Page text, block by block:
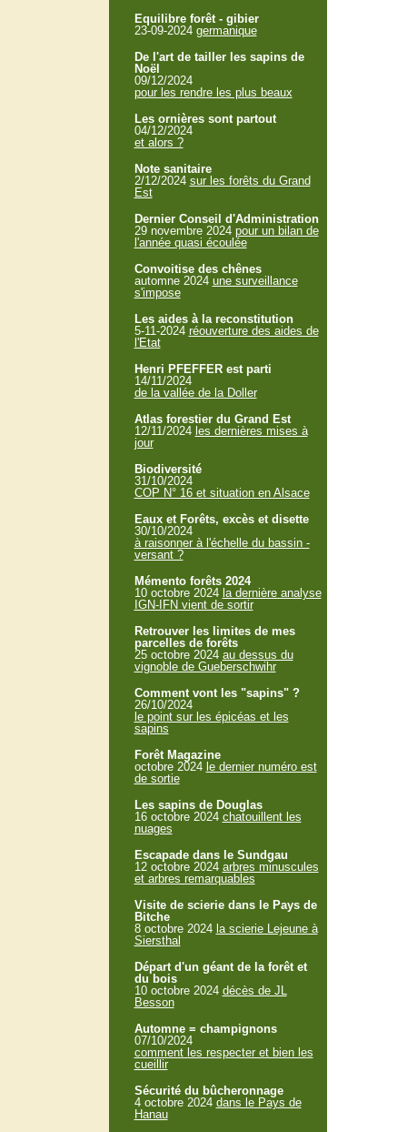
Equilibre forêt - gibier
23-09-2024 germanique
De l'art de tailler les sapins de
Noël
09/12/2024
pour les rendre les plus beaux
Les ornières sont partout
04/12/2024
et alors ?
Note sanitaire
2/12/2024 sur les forêts du Grand
Est
Dernier Conseil d'Administration
29 novembre 2024 pour un bilan de
l'année quasi écoulée
Convoitise des chênes
automne 2024 une surveillance
s'impose
Les aides à la reconstitution
5-11-2024 réouverture des aides de
l'Etat
Henri PFEFFER est parti
14/11/2024
de la vallée de la Doller
Atlas forestier du Grand Est
12/11/2024 les dernières mises à
jour
Biodiversité
31/10/2024
COP N° 16 et situation en Alsace
Eaux et Forêts, excès et disette
30/10/2024
à raisonner à l'échelle du bassin -
versant ?
Mémento forêts 2024
10 octobre 2024 la dernière analyse
IGN-IFN vient de sortir
Retrouver les limites de mes
parcelles de forêts
25 octobre 2024 au dessus du
vignoble de Gueberschwihr
Comment vont les "sapins" ?
26/10/2024
le point sur les épicéas et les
sapins
Forêt Magazine
octobre 2024 le dernier numéro est
de sortie
Les sapins de Douglas
16 octobre 2024 chatouillent les
nuages
Escapade dans le Sundgau
12 octobre 2024 arbres minuscules
et arbres remarquables
Visite de scierie dans le Pays de
Bitche
8 octobre 2024 la scierie Lejeune à
Siersthal
Départ d'un géant de la forêt et
du bois
10 octobre 2024 décès de JL
Besson
Automne = champignons
07/10/2024
comment les respecter et bien les
cueillir
Sécurité du bûcheronnage
4 octobre 2024 dans le Pays de
Hanau